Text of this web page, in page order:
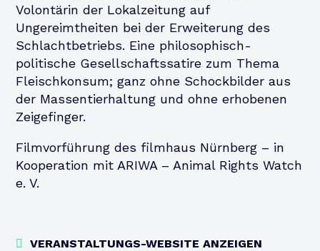
Volontärin der Lokalzeitung auf
Ungereimtheiten bei der Erweiterung des
Schlachtbetriebs. Eine philosophisch-
politische Gesellschaftssatire zum Thema
Fleischkonsum; ganz ohne Schockbilder aus
der Massentierhaltung und ohne erhobenen
Zeigefinger.
Filmvorführung des filmhaus Nürnberg – in
Kooperation mit ARIWA – Animal Rights Watch
e. V.
VERANSTALTUNGS-WEBSITE ANZEIGEN